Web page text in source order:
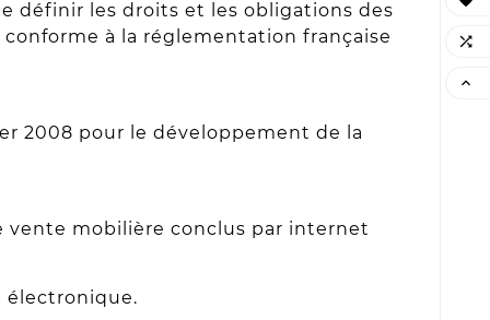
définir les droits et les obligations des
à la réglementation française
2008 pour le développement de la
vente mobilière conclus par internet
électronique.

